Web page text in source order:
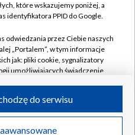
S.A. w likwidacji
które wskazujemy poniżej, a
identyfikatora PPID do Google.
odwiedzania przez Ciebie naszych
„Portalem”, w tym informacje
jak: pliki cookie, sygnalizatory
umożliwiających świadczenie
odwiedzania przez Ciebie
do serwisu